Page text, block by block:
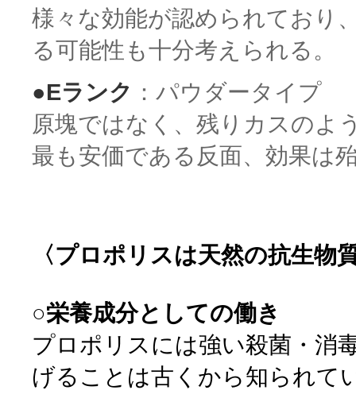
様々な効能が認められており
る可能性も十分考えられる。
●Eランク ：パウダータイプ
原塊ではなく、残りカスのよ
最も安価である反面、効果は
〈プロポリスは天然の抗生物
○栄養成分としての働き
プロポリスには強い殺菌・消
げることは古くから知られて